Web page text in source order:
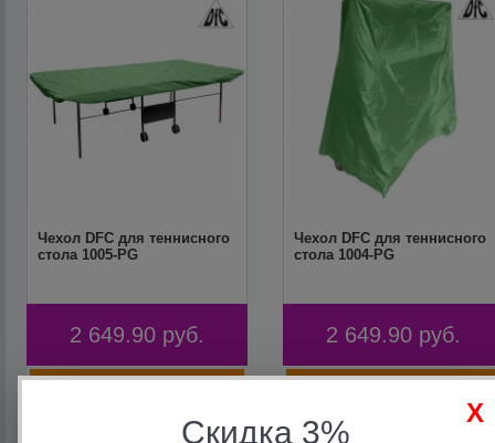
Чехол DFC для теннисного
стола 1005-PG
2 649.90 руб.
Чехол DFC для теннисного
стола 1004-PG
2 649.90 руб.
Скидка 3%